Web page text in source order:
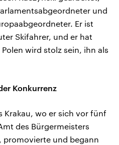
und
Er ist
Skifahrer, und er hat
wird stolz sein, ihn als
Konkurrenz
Krakau, wo er sich vor fünf
des Bürgermeisters
promovierte und begann